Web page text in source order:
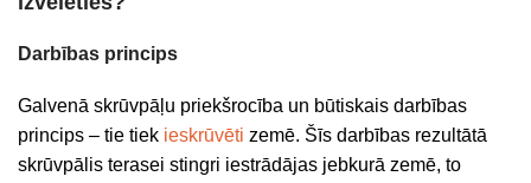
Darbības princips
Galvenā skrūvpāļu priekšrocība un būtiskais darbības
princips – tie tiek ieskrūvēti zemē. Šīs darbības rezultātā
skrūvpālis terasei stingri iestrādājas jebkurā zemē, to